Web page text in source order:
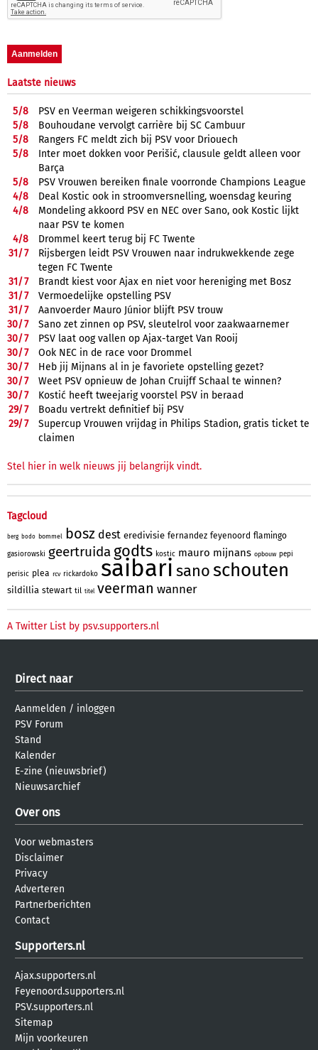
Laatste nieuws
5/8
PSV en Veerman weigeren schikkingsvoorstel
5/8
Bouhoudane vervolgt carrière bij SC Cambuur
5/8
Rangers FC meldt zich bij PSV voor Driouech
5/8
Inter moet dokken voor Perišić, clausule geldt alleen voor
Barça
5/8
PSV Vrouwen bereiken finale voorronde Champions League
4/8
Deal Kostic ook in stroomversnelling, woensdag keuring
4/8
Mondeling akkoord PSV en NEC over Sano, ook Kostic lijkt
naar PSV te komen
4/8
Drommel keert terug bij FC Twente
31/7
Rijsbergen leidt PSV Vrouwen naar indrukwekkende zege
tegen FC Twente
31/7
Brandt kiest voor Ajax en niet voor hereniging met Bosz
31/7
Vermoedelijke opstelling PSV
31/7
Aanvoerder Mauro Júnior blijft PSV trouw
30/7
Sano zet zinnen op PSV, sleutelrol voor zaakwaarnemer
30/7
PSV laat oog vallen op Ajax-target Van Rooij
30/7
Ook NEC in de race voor Drommel
30/7
Heb jij Mijnans al in je favoriete opstelling gezet?
30/7
Weet PSV opnieuw de Johan Cruijff Schaal te winnen?
30/7
Kostić heeft tweejarig voorstel PSV in beraad
29/7
Boadu vertrekt definitief bij PSV
29/7
Supercup Vrouwen vrijdag in Philips Stadion, gratis ticket te
claimen
Stel hier in welk nieuws jij belangrijk vindt.
Tagcloud
berg bodo bommel bosz dest eredivisie fernandez feyenoord flamingo
gasiorowski geertruida godts kostic mauro mijnans opbouw pepi
perisic plea rcv rickardoko saibari sanoschouten
sildillia stewart til titel veerman wanner
A Twitter List by psv.supporters.nl
Direct naar
Aanmelden / inloggen
PSV Forum
Stand
Kalender
E-zine (nieuwsbrief)
Nieuwsarchief
Over ons
Voor webmasters
Disclaimer
Privacy
Adverteren
Partnerberichten
Contact
Supporters.nl
Ajax.supporters.nl
Feyenoord.supporters.nl
PSV.supporters.nl
Sitemap
Mijn voorkeuren